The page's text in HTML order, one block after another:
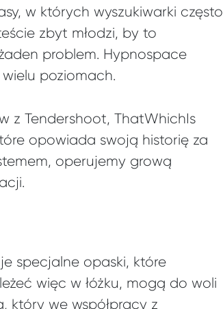
w których wyszukiwarki często
zbyt młodzi, by to
problem. Hypnospace
poziomach.
z Tendershoot, ThatWhichIs
opowiada swoją historię za
operujemy grową
specjalne opaski, które
więc w łóżku, mogą do woli
który we współpracy z